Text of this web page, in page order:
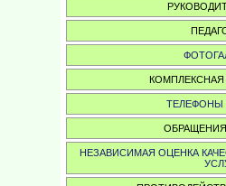
КОМПЛЕКСНАЯ
ТЕЛЕФОНЫ
НЕЗАВИСИМАЯ ОЦЕНКА